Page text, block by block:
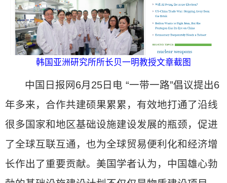
韩国亚洲研究所所长贝一明教授文章截图
中国日报网6月25日电 “一带一路”倡议提出6
年多来，合作共建硕果累累，有效地打通了沿线
很多国家和地区基础设施建设发展的瓶颈，促进
了全球互联互通，也为全球贸易便利化和经济增
长作出了重要贡献。美国学者认为，中国雄心勃